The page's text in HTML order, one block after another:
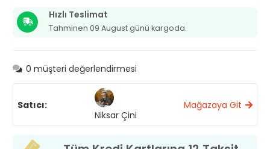
Hızlı Teslimat
Tahminen 09 August günü kargoda.
0 müşteri değerlendirmesi
Satıcı:
Niksar Çini
Mağazaya Git